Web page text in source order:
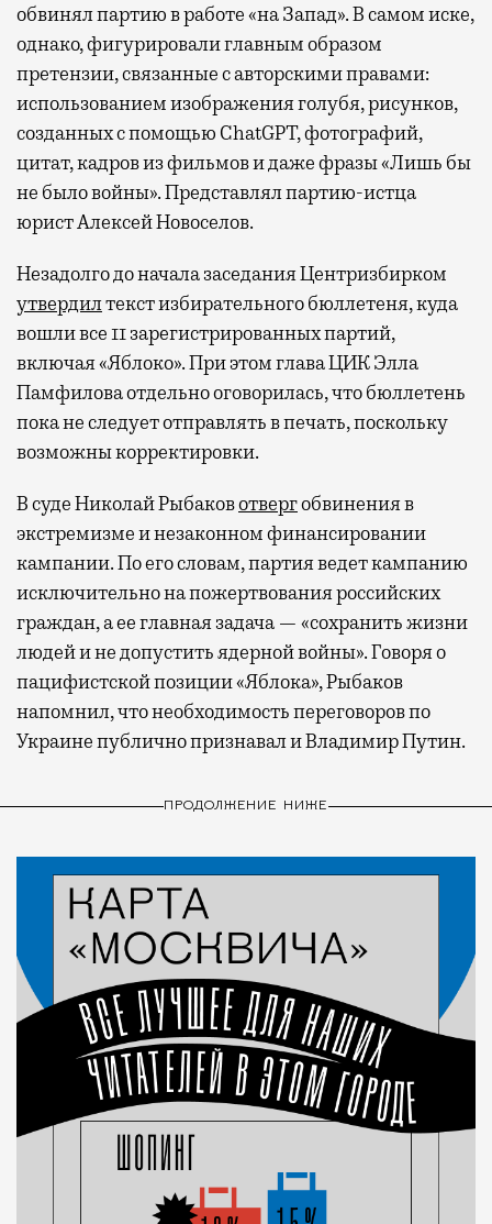
обвинял партию в работе «на Запад». В самом иске,
однако, фигурировали главным образом
претензии, связанные с авторскими правами:
использованием изображения голубя, рисунков,
созданных с помощью ChatGPT, фотографий,
цитат, кадров из фильмов и даже фразы «Лишь бы
не было войны». Представлял партию-истца
юрист Алексей Новоселов.
Незадолго до начала заседания Центризбирком
утвердилтекст избирательного бюллетеня, куда
вошли все 11 зарегистрированных партий,
включая «Яблоко». При этом глава ЦИК Элла
Памфилова отдельно оговорилась, что бюллетень
пока не следует отправлять в печать, поскольку
возможны корректировки.
В суде Николай Рыбаковотвергобвинения в
экстремизме и незаконном финансировании
кампании. По его словам, партия ведет кампанию
исключительно на пожертвования российских
граждан, а ее главная задача — «сохранить жизни
людей и не допустить ядерной войны». Говоря о
пацифистской позиции «Яблока», Рыбаков
напомнил, что необходимость переговоров по
Украине публично признавал и Владимир Путин.
ПРОДОЛЖЕНИЕ НИЖЕ